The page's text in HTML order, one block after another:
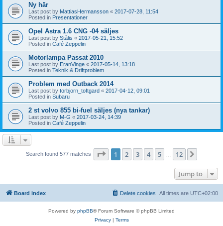
Ny här
Last post by MattiasHermansson « 2017-07-28, 11:54
Posted in Presentationer
Opel Astra 1.6 CNG -04 säljes
Last post by Stålis « 2017-05-21, 15:52
Posted in Café Zeppelin
Motorlampa Passat 2010
Last post by EranVinge « 2017-05-14, 13:18
Posted in Teknik & Driftproblem
Problem med Outback 2014
Last post by torbjorn_toftgard « 2017-04-12, 09:01
Posted in Subaru
2 st volvo 855 bi-fuel säljes (nya tankar)
Last post by M-G « 2017-03-24, 14:39
Posted in Café Zeppelin
Search found 577 matches Page 1of 12
1 2 3 4 5 12
Jump to
Board index All times are UTC+02:00
Delete cookies
Powered by phpBB® Forum Software © phpBB Limited
Privacy| Terms